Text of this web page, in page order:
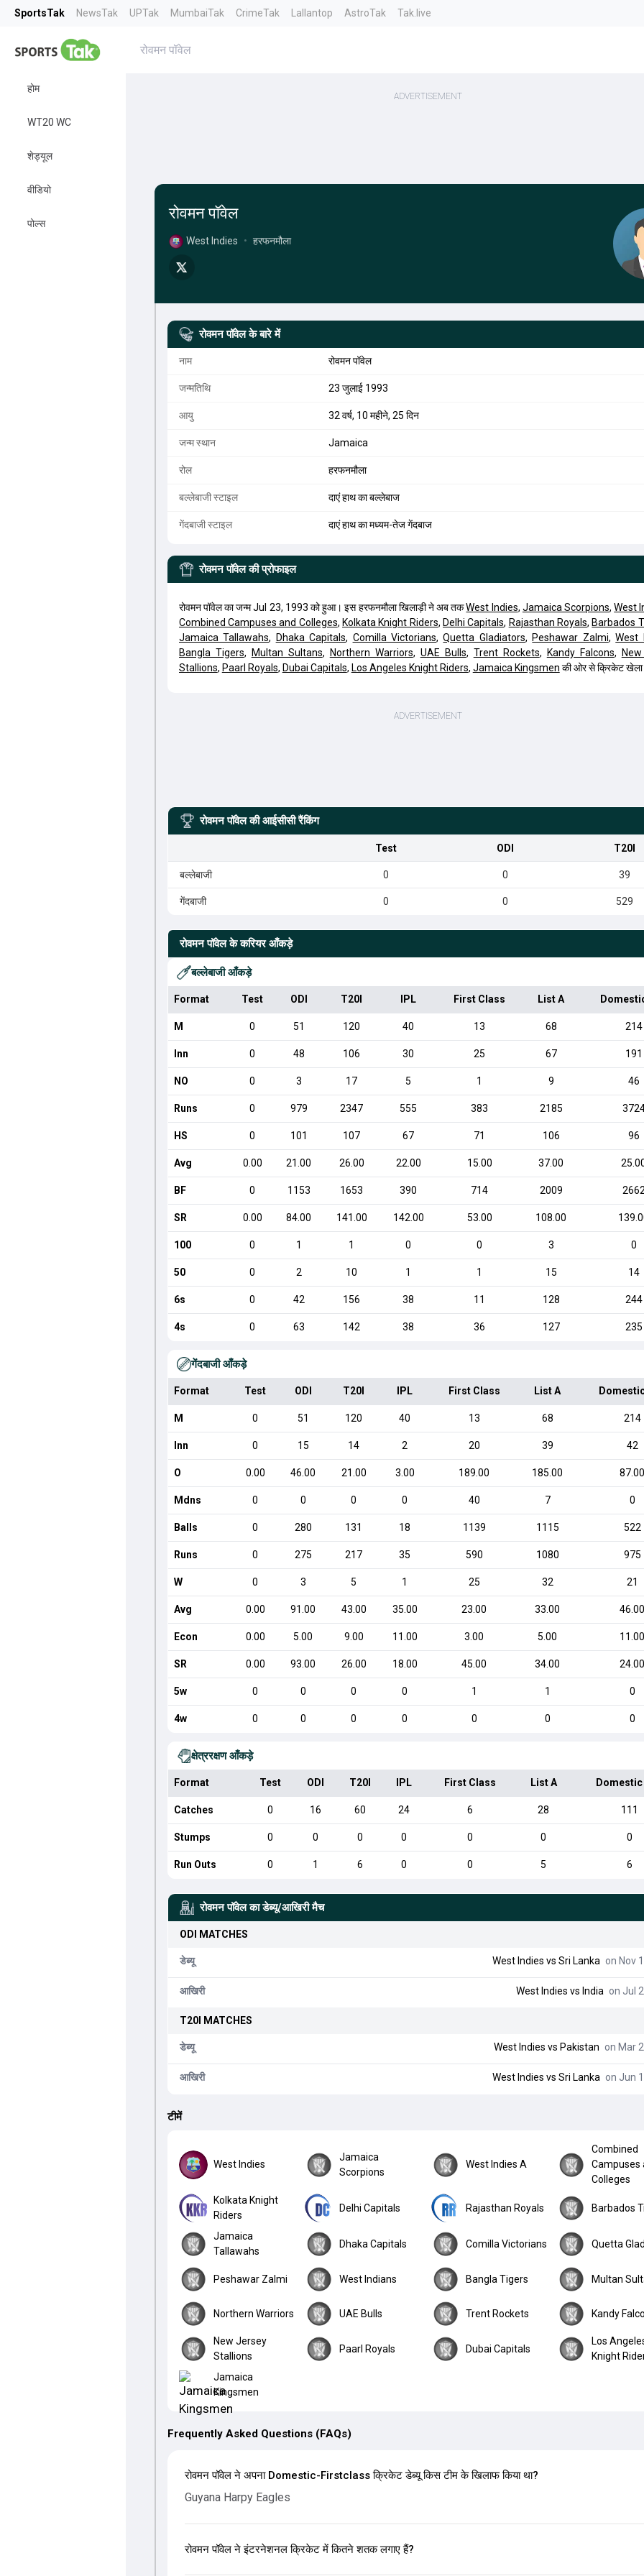
SportsTak NewsTak UPTak MumbaiTak CrimeTak Lallantop AstroTak Tak.live
होम
WT20 WC
शेड्यूल
वीडियो
पोल्स
रोवमन पॉवेल
रोवमन पॉवेल
West Indies • हरफनमौला
रोवमन पॉवेल के बारे में
नाम रोवमन पॉवेल
जन्मतिथि 23 जुलाई 1993
आयु 32 वर्ष, 10 महीने, 25 दिन
जन्म स्थान Jamaica
रोल हरफनमौला
बल्लेबाजी स्टाइल दाएं हाथ का बल्लेबाज
गेंदबाजी स्टाइल दाएं हाथ का मध्यम-तेज गेंदबाज
रोवमन पॉवेल की प्रोफाइल
रोवमन पॉवेल का जन्म Jul 23, 1993 को हुआ। इस हरफनमौला खिलाड़ी ने अब तकWest Indies, Jamaica Scorpions,West
Combined Campuses and Colleges, Kolkata Knight Riders, Delhi Capitals, Rajasthan Royals, Barbados
Jamaica Tallawahs, Dhaka Capitals, Comilla Victorians,Quetta Gladiators, Peshawar Zalmi,West
Bangla Tigers, Multan Sultans, Northern Warriors, UAE Bulls, Trent Rockets, Kandy Falcons,
Stallions, Paarl Royals, Dubai Capitals, Los Angeles Knight Riders, Jamaica Kingsmen की ओर से क्रिकेट खेला
रोवमन पॉवेल की आईसीसी रैंकिंग
Test ODI T20I
बल्लेबाजी 0 0 39
गेंदबाजी 0 0 529
रोवमन पॉवेल के करियर आँकड़े
बल्लेबाजी आँकड़े
Format Test ODI T20I IPL First Class List A
M 0 51 120 40 13 68 214
Inn 0 48 106 30 25 67 191
NO 0 3 17 5 1 9 46
Runs 0 979 2347 555 383 2185
HS 0 101 107 67 71 106 96
Avg 0.00 21.00 26.00 22.00 15.00 37.00
BF 0 1153 1653 390 714 2009 2662
SR 0.00 84.00 141.00 142.00 53.00 108.00
100 0 1 1 0 0 3 0
50 0 2 10 1 1 15 14
6s 0 42 156 38 11 128 244
4s 0 63 142 38 36 127 235
गेंदबाजी आँकड़े
Format Test ODI T20I IPL First Class List A
M 0 51 120 40 13 68 214
Inn 0 15 14 2 20 39 42
O 0.00 46.00 21.00 3.00 189.00 185.00 87.00
Mdns 0 0 0 0 40 7 0
Balls 0 280 131 18 1139 1115 522
Runs 0 275 217 35 590 1080 975
W 0 3 5 1 25 32 21
Avg 0.00 91.00 43.00 35.00 23.00 33.00 46.00
Econ 0.00 5.00 9.00 11.00 3.00 5.00 11.00
SR 0.00 93.00 26.00 18.00 45.00 34.00 24.00
5w 0 0 0 0 1 1 0
4w 0 0 0 0 0 0 0
क्षेत्ररक्षण आँकड़े
Format Test ODI T20I IPL First Class List A
Catches 0 16 60 24 6 28 111
Stumps 0 0 0 0 0 0 0
Run Outs 0 1 6 0 0 5 6
रोवमन पॉवेल का डेब्यू/आखिरी मैच
ODI MATCHES
डेब्यू West Indies vs Sri Lanka on Nov
आखिरी West Indies vs India on Jul
T20I MATCHES
डेब्यू West Indies vs Pakistan on Mar
आखिरी West Indies vs Sri Lanka on Jun
टीमें
West Indies
Jamaica
Scorpions
West Indies A
Combined
Campuses
Colleges
Kolkata Knight
Riders
Delhi Capitals Rajasthan Royals Barbados
Jamaica
Tallawahs
Dhaka Capitals Comilla Victorians Quetta
Peshawar Zalmi West Indians Bangla Tigers Multan
Northern Warriors UAE Bulls Trent Rockets Kandy
New Jersey
Stallions
Paarl Royals Dubai Capitals
Los
Knight
Jamaica
Kingsmen
Frequently Asked Questions (FAQs)
रोवमन पॉवेल ने अपना Domestic-Firstclass क्रिकेट डेब्यू किस टीम के खिलाफ किया था?
Guyana Harpy Eagles
रोवमन पॉवेल ने इंटरनेशनल क्रिकेट में कितने शतक लगाए हैं?